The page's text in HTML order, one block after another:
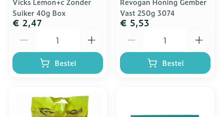
Suiker 40g Box
€ 2,47
Bestel
Vast 250g 3074
€ 5,53
Bestel